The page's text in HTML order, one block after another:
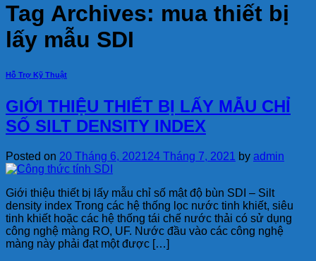
Tag Archives: mua thiết bị
lấy mẫu SDI
Hỗ Trợ Kỹ Thuật
GIỚI THIỆU THIẾT BỊ LẤY MẪU CHỈ
SỐ SILT DENSITY INDEX
Posted on 20 Tháng 6, 202124 Tháng 7, 2021 by admin
Giới thiệu thiết bị lấy mẫu chỉ số mật độ bùn SDI – Silt
density index Trong các hệ thống lọc nước tinh khiết, siêu
tinh khiết hoặc các hệ thống tái chế nước thải có sử dụng
công nghệ màng RO, UF. Nước đầu vào các công nghệ
màng này phải đạt một được […]